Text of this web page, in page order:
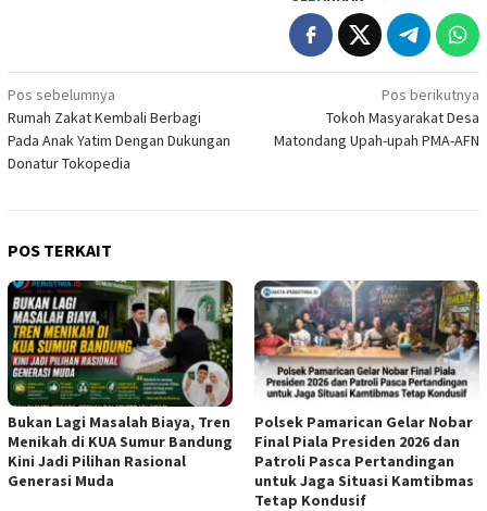
Navigasi
pos
Pos sebelumnya
Rumah Zakat Kembali Berbagi
Pada Anak Yatim Dengan Dukungan
Donatur Tokopedia
Pos berikutnya
Tokoh Masyarakat Desa
Matondang Upah-upah PMA-AFN
POS TERKAIT
Bukan Lagi Masalah Biaya, Tren
Menikah di KUA Sumur Bandung
Kini Jadi Pilihan Rasional
Generasi Muda
Polsek Pamarican Gelar Nobar
Final Piala Presiden 2026 dan
Patroli Pasca Pertandingan
untuk Jaga Situasi Kamtibmas
Tetap Kondusif